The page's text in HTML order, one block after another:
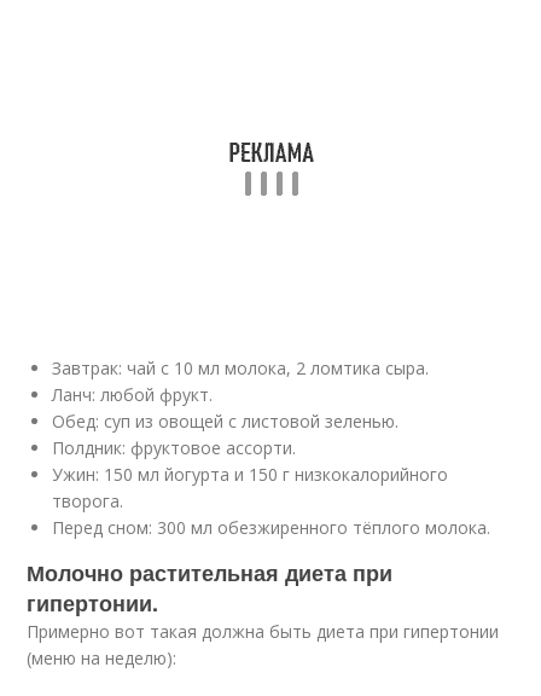
Завтрак: чай с 10 мл молока, 2 ломтика сыра.
Ланч: любой фрукт.
Обед: суп из овощей с листовой зеленью.
Полдник: фруктовое ассорти.
Ужин: 150 мл йогурта и 150 г низкокалорийного
творога.
Перед сном: 300 мл обезжиренного тёплого молока.
Молочно растительная диета при
гипертонии.
Примерно вот такая должна быть диета при гипертонии
(меню на неделю):